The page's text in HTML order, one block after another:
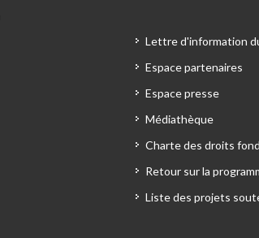
Lettre d'information
Espace partenaires
Espace presse
Médiathèque
Charte des droits
Retour sur la
Liste des projets